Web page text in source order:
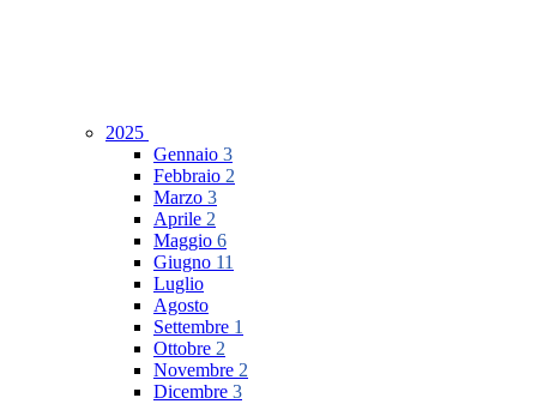
2025
Gennaio 3
Febbraio 2
Marzo 3
Aprile 2
Maggio 6
Giugno 11
Luglio
Agosto
Settembre 1
Ottobre 2
Novembre 2
Dicembre 3